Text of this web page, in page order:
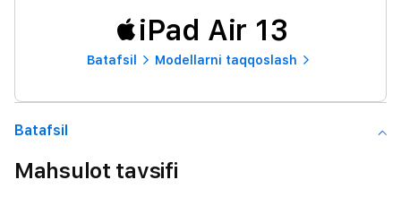
iPad Air 13
Batafsil Modellarni taqqoslash
Batafsil
Mahsulot tavsifi